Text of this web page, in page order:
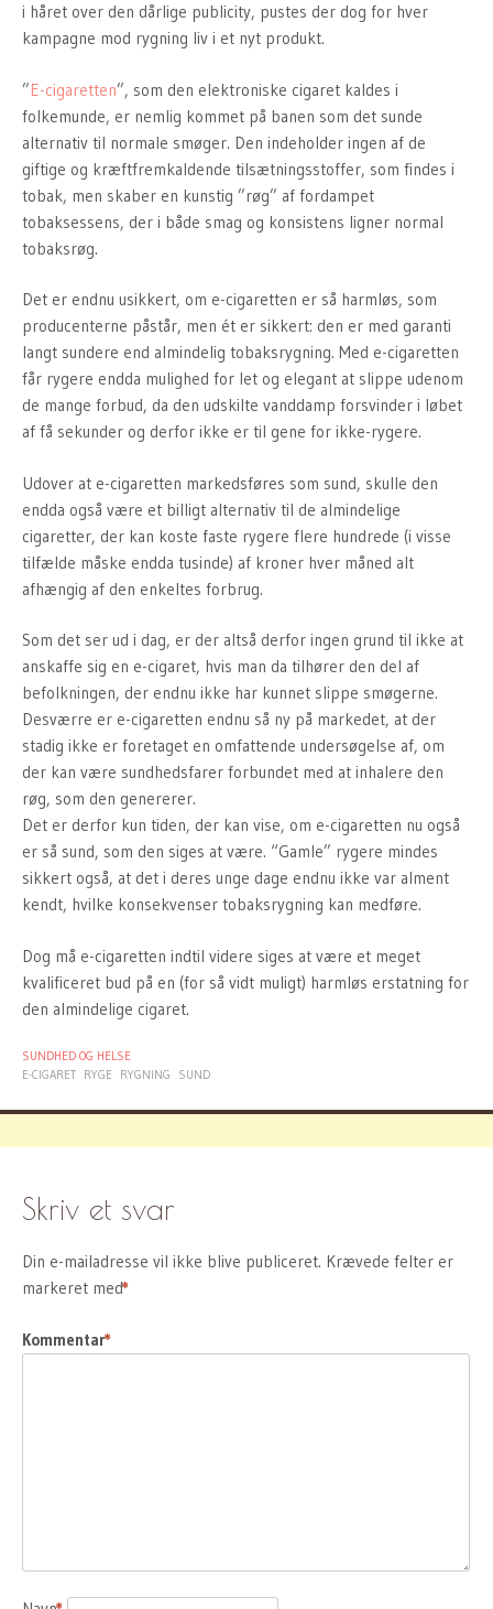
i håret over den dårlige publicity, pustes der dog for hver
kampagne mod rygning liv i et nyt produkt.
”E-cigaretten”, som den elektroniske cigaret kaldes i
folkemunde, er nemlig kommet på banen som det sunde
alternativ til normale smøger. Den indeholder ingen af de
giftige og kræftfremkaldende tilsætningsstoffer, som findes i
tobak, men skaber en kunstig ”røg” af fordampet
tobaksessens, der i både smag og konsistens ligner normal
tobaksrøg.
Det er endnu usikkert, om e-cigaretten er så harmløs, som
producenterne påstår, men ét er sikkert: den er med garanti
langt sundere end almindelig tobaksrygning. Med e-cigaretten
får rygere endda mulighed for let og elegant at slippe udenom
de mange forbud, da den udskilte vanddamp forsvinder i løbet
af få sekunder og derfor ikke er til gene for ikke-rygere.
Udover at e-cigaretten markedsføres som sund, skulle den
endda også være et billigt alternativ til de almindelige
cigaretter, der kan koste faste rygere flere hundrede (i visse
tilfælde måske endda tusinde) af kroner hver måned alt
afhængig af den enkeltes forbrug.
Som det ser ud i dag, er der altså derfor ingen grund til ikke at
anskaffe sig en e-cigaret, hvis man da tilhører den del af
befolkningen, der endnu ikke har kunnet slippe smøgerne.
Desværre er e-cigaretten endnu så ny på markedet, at der
stadig ikke er foretaget en omfattende undersøgelse af, om
der kan være sundhedsfarer forbundet med at inhalere den
røg, som den genererer.
Det er derfor kun tiden, der kan vise, om e-cigaretten nu også
er så sund, som den siges at være. “Gamle” rygere mindes
sikkert også, at det i deres unge dage endnu ikke var alment
kendt, hvilke konsekvenser tobaksrygning kan medføre.
Dog må e-cigaretten indtil videre siges at være et meget
kvalificeret bud på en (for så vidt muligt) harmløs erstatning for
den almindelige cigaret.
SUNDHED OG HELSE
E-CIGARET RYGE RYGNING SUND
Skriv et svar
Din e-mailadresse vil ikke blive publiceret. Krævede felter er
markeret med
*
Kommentar
*